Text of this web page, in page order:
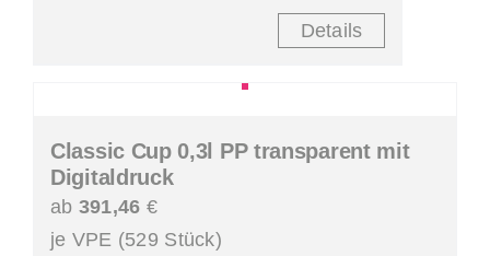
Details
Classic Cup 0,3l PP transparent mit
Digitaldruck
ab 391,46 €
je VPE (529 Stück)